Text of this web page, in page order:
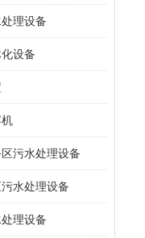
理设备
设备
污水处理设备
水处理设备
理设备